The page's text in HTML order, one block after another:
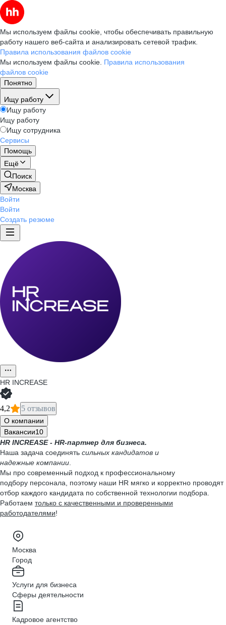
Мы используем файлы cookie, чтобы обеспечивать правильную
работу нашего веб-сайта и анализировать сетевой трафик.
Правила использования файлов cookie
Мы используем файлы cookie. Правила использования
файлов cookie
Понятно
Ищу работу
Ищу работу
Ищу работу
Ищу сотрудника
Сервисы
Помощь
Ещё
Поиск
Москва
Войти
Войти
Создать резюме
HR INCREASE
4,2 5 отзывов
О компании
Вакансии10
HR INCREASE - HR-партнер для бизнеса.
Наша задача соединять сильных кандидатов и
надежные компании
Мы про современный подход к профессиональному
подбору персонала, поэтому наши HR мягко и корректно проводят
отбор каждого кандидата по собственной технологии подбора.
Работаем только с качественными и проверенными
работодателями!
Москва
Город
Услуги для бизнеса
Сферы деятельности
Кадровое агентство